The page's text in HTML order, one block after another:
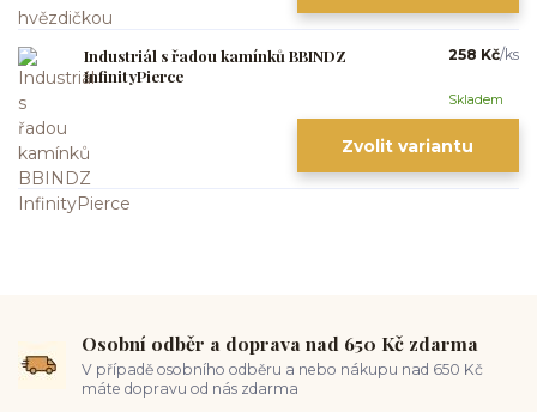
Industriál s řadou kamínků BBINDZ
InfinityPierce
258 Kč/ks
Skladem
Zvolit variantu
Osobní odběr a doprava nad 650 Kč zdarma
V případě osobního odběru a nebo nákupu nad 650 Kč
máte dopravu od nás zdarma